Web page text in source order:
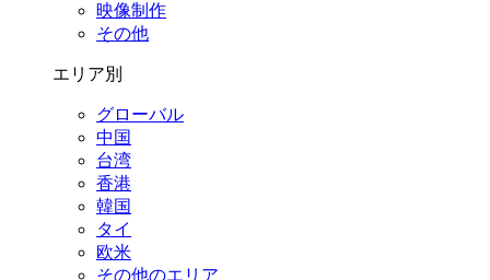
映像制作
その他
エリア別
グローバル
中国
台湾
香港
韓国
タイ
欧米
その他のエリア